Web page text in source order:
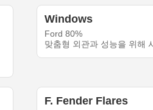
Windows
Ford 80%
맞춤형 외관과 성능을 위해
F. Fender Flares